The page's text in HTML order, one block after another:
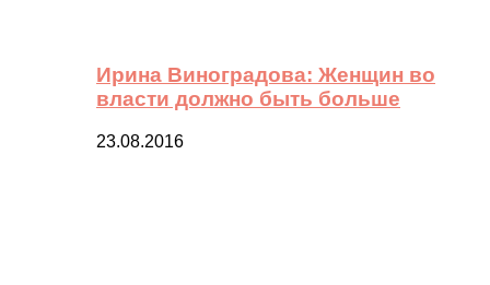
Ирина Виноградова: Женщин во
власти должно быть больше
23.08.2016